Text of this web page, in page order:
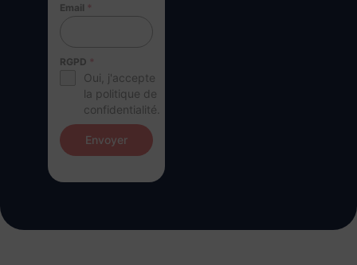
Email *
RGPD *
Oui, j'accepte
la politique de
confidentialité.
Envoyer